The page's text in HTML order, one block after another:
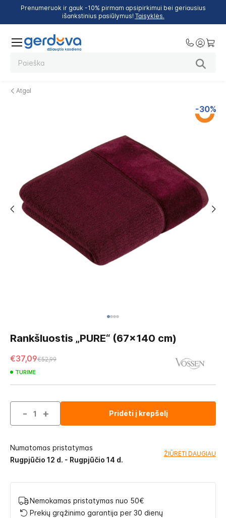
Prenumeruok ir gauk -10% pirmam apsipirkimui bei geriausius
išankstinius pasiūlymus! Taisyklės.
Atgal
-30%
to
beginning
the
images
Rankšluostis „PURE“ (67x140 cm)
€37,09€52,99
TURIME
- + Pridėti į krepšelį
Numatomas pristatymas
Rugpjūčio 12 d. - Rugpjūčio 14 d.
ŽIŪRĖTI DAUGIAU
Nemokamas pristatymas nuo 50€
Prekių grąžinimo garantija per 30 dienų